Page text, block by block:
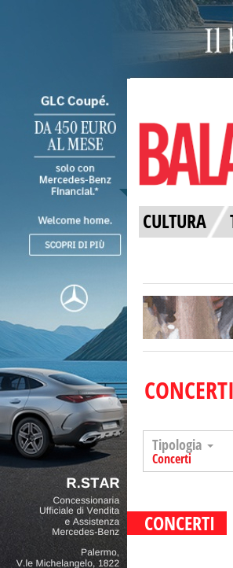
CULTURA
CONCERTI
Tipologia
Concerti
CONCERTI